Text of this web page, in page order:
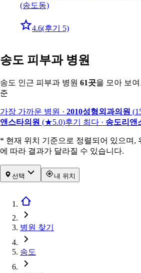
(송도동)
4.6(후기 5)
송도 피부과 병원
송도 인근 피부과 병원 61곳을 모아 보
준
가장 가까운 병원 · 2010성형외과의원 (
앤스타의원 (★5.0)후기 최다 · 송도리앤
* 현재 위치 기준으로 정렬되어 있으며,
에 따라 결과가 달라질 수 있습니다.
선택 내 위치
병원 찾기
송도